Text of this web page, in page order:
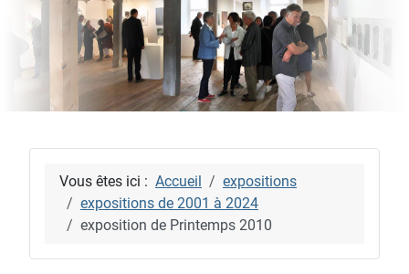
Vous êtes ici : Accueil
expositions
expositions de 2001 à 2024
exposition de Printemps 2010